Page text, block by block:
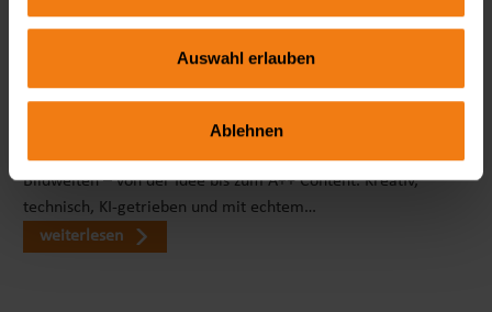
Auswahl erlauben
Ablehnen
den Griff eines Kabinentrolleys schieben. Dadurch
deinem Tier unterwegs bist und nicht mehrere
verschiedene Transportlösungen nutzen möchtest.
Das Format ist laut Produktangaben auf die
unterschiedliche Vorgaben haben, solltest du vor
der Reise immer die zugelassenen Maße und
Transportregeln deiner Fluggesellschaft prüfen.
Visual Content Creator (m/w/d) – E-Commerce
Werde Teil von Lemodo360! Als Visual Content Creator
gestaltest du verkaufsstarke Amazon- und E-Commerce-
Bildwelten – von der Idee bis zum A++ Content. Kreativ,
technisch, KI-getrieben und mit echtem…
weiterlesen